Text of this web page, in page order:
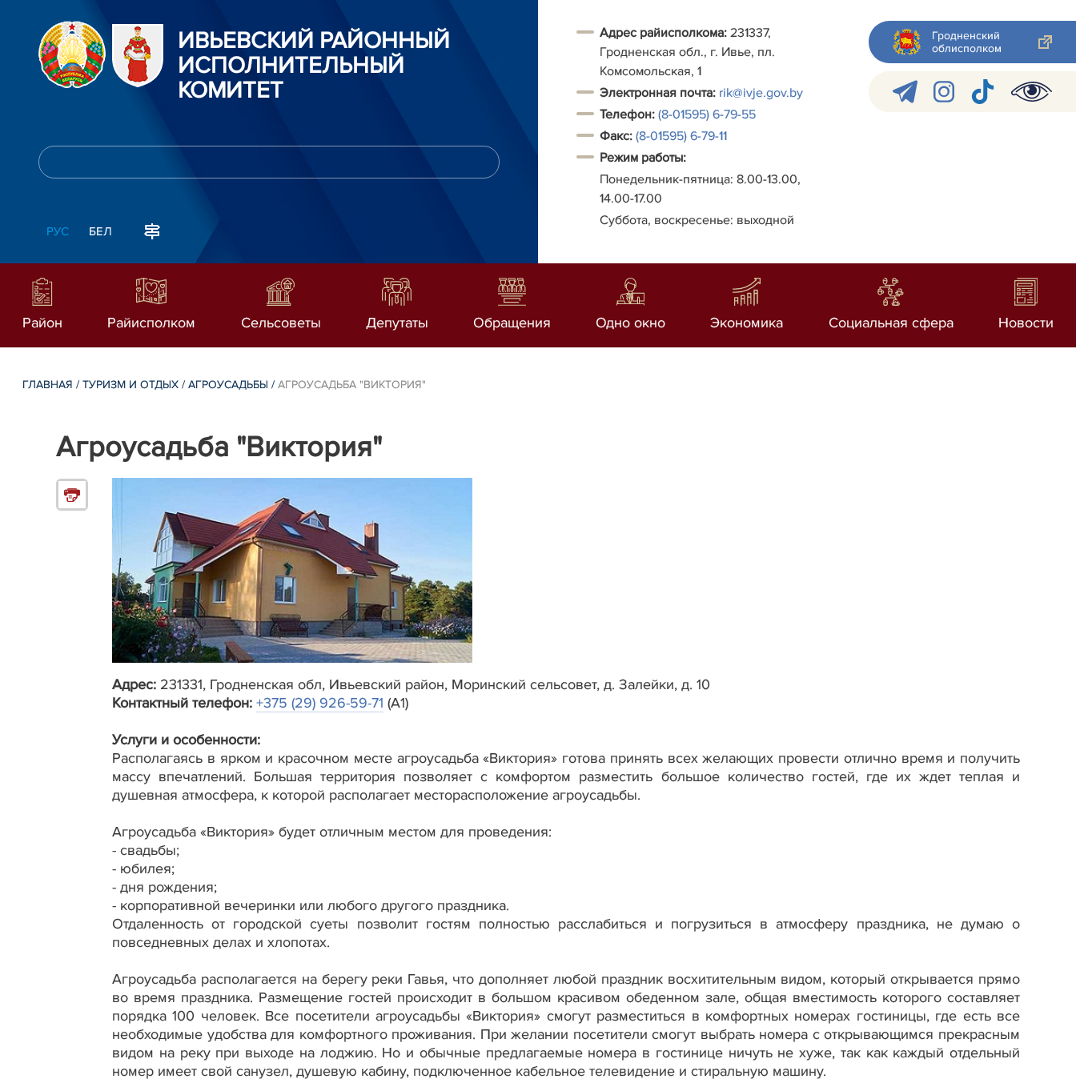
ИВЬЕВСКИЙ РАЙОННЫЙ
ИСПОЛНИТЕЛЬНЫЙ
КОМИТЕТ
РУС БЕЛ
Адрес райисполкома: 231337,
Гродненская обл., г. Ивье, пл.
Комсомольская, 1
Электронная почта: rik@ivje.gov.by
Телефон: (8-01595) 6-79-55
Факс: (8-01595) 6-79-11
Режим работы:
Понедельник-пятница: 8.00-13.00,
14.00-17.00
Суббота, воскресенье: выходной
Гродненский
облисполком
Район Райисполком Сельсоветы Депутаты Обращения Одно окно Экономика Социальная сфера Новости
ГЛАВНАЯ /ТУРИЗМ И ОТДЫХ /АГРОУСАДЬБЫ /АГРОУСАДЬБА "ВИКТОРИЯ"
Агроусадьба "Виктория"
Адрес: 231331, Гродненская обл, Ивьевский район, Моринский сельсовет, д. Залейки, д. 10
Контактный телефон: +375 (29) 926-59-71 (A1)
Услуги и особенности:
Располагаясь в ярком и красочном месте агроусадьба «Виктория» готова принять всех желающих провести отлично время и получить
массу впечатлений. Большая территория позволяет с комфортом разместить большое количество гостей, где их ждет теплая и
душевная атмосфера, к которой располагает месторасположение агроусадьбы.
Агроусадьба «Виктория» будет отличным местом для проведения:
- свадьбы;
- юбилея;
- дня рождения;
- корпоративной вечеринки или любого другого праздника.
Отдаленность от городской суеты позволит гостям полностью расслабиться и погрузиться в атмосферу праздника, не думаю о
повседневных делах и хлопотах.
Агроусадьба располагается на берегу реки Гавья, что дополняет любой праздник восхитительным видом, который открывается прямо
во время праздника. Размещение гостей происходит в большом красивом обеденном зале, общая вместимость которого составляет
порядка 100 человек. Все посетители агроусадьбы «Виктория» смогут разместиться в комфортных номерах гостиницы, где есть все
необходимые удобства для комфортного проживания. При желании посетители смогут выбрать номера с открывающимся прекрасным
видом на реку при выходе на лоджию. Но и обычные предлагаемые номера в гостинице ничуть не хуже, так как каждый отдельный
номер имеет свой санузел, душевую кабину, подключенное кабельное телевидение и стиральную машину.